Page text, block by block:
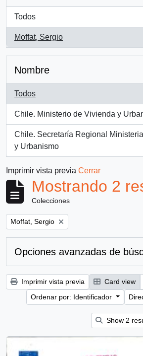
Todos
Moffat, Sergio
, 2 resultados
Nombre
Todos
Chile. Ministerio de Vivienda y
, 1 resultados
Chile. Secretaría Regional
y Urbanismo
, 1 resultados
Imprimir vista previa Cerrar
Mostrando 2
Colecciones
Remove filter:
Moffat, Sergio
Opciones avanzadas de
Imprimir vista previa Card view
Ordenar por: Identificador
Show 2